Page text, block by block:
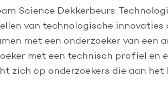
Science Dekkerbeurs:
van technologische
met een onderzoeker van een
met een technisch profiel en
zich op onderzoekers die aan het